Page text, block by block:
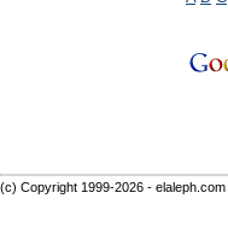
(c) Copyright 1999-2026 -